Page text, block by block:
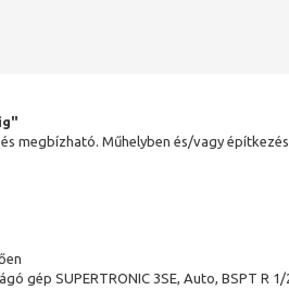
megbízható. Műhelyben és/vagy
gép SUPERTRONIC 3SE, Auto, BSPT R